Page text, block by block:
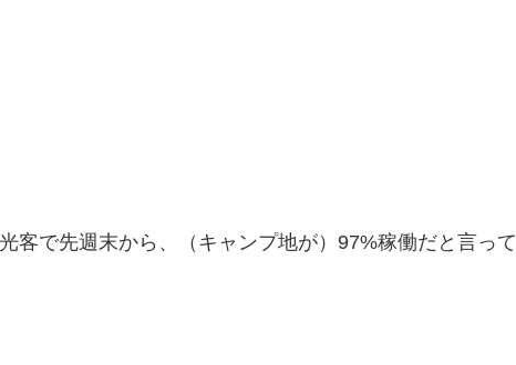
客で先週末から、（キャンプ地が）97%稼働だと言って